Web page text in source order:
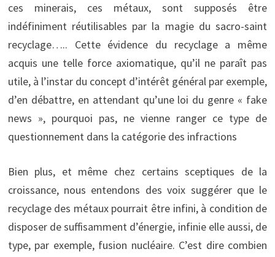
ces minerais, ces métaux, sont supposés être
indéfiniment réutilisables par la magie du sacro-saint
recyclage….. Cette évidence du recyclage a même
acquis une telle force axiomatique, qu’il ne paraît pas
utile, à l’instar du concept d’intérêt général par exemple,
d’en débattre, en attendant qu’une loi du genre « fake
news », pourquoi pas, ne vienne ranger ce type de
questionnement dans la catégorie des infractions
Bien plus, et même chez certains sceptiques de la
croissance, nous entendons des voix suggérer que le
recyclage des métaux pourrait être infini, à condition de
disposer de suffisamment d’énergie, infinie elle aussi, de
type, par exemple, fusion nucléaire. C’est dire combien